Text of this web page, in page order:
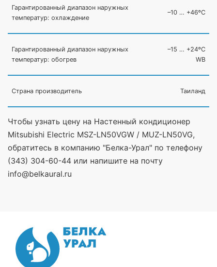
Гарантированный диапазон наружных
температур: охлаждение
–10 … +46ºC
Гарантированный диапазон наружных
температур: обогрев
–15 … +24ºC
WB
Страна производитель Таиланд
Чтобы узнать цену на Настенный кондиционер
Mitsubishi Electric MSZ-LN50VGW / MUZ-LN50VG,
обратитесь в компанию "Белка-Урал" по телефону
(343) 304-60-44 или напишите на почту
info@belkaural.ru